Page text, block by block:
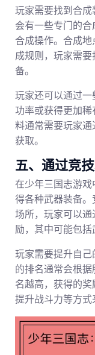
玩家需要找到合
会有一些专门的
合成操作。合成
成规则，玩家需
备。
玩家还可以通过
功率或获得更加
料通常需要玩家
获取。
五、通过竞
在少年三国志游
得各种武器装备
场所，玩家可以
励，其中可能包括
玩家需要提升自
的排名通常会根
名越高，获得的奖
提升战斗力等方式